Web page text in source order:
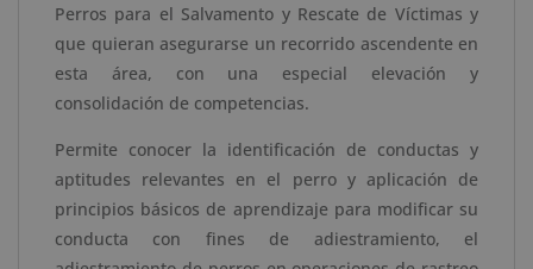
Acreditado
Apostilla
cantidad
Perros para el Salvamento y Rescate de Víctimas y
que quieran asegurarse un recorrido ascendente en
esta área, con una especial elevación y
consolidación de competencias.
Permite conocer la identificación de conductas y
aptitudes relevantes en el perro y aplicación de
principios básicos de aprendizaje para modificar su
conducta con fines de adiestramiento, el